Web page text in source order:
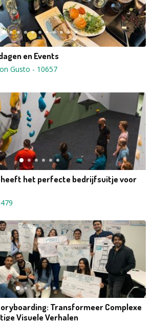
en Events
Gusto - 10657
heeft het perfecte bedrijfsuitje voor
Transformeer Complexe
Visuele Verhalen